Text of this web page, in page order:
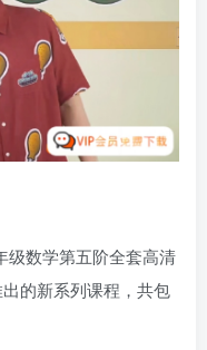
数学第五阶全套高清
的新系列课程，共包